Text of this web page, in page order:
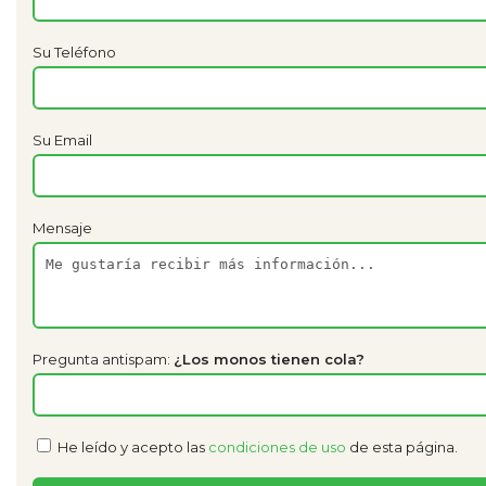
Su Teléfono
Su Email
Mensaje
Pregunta antispam: ¿Los monos tienen cola?
He leído y acepto las condiciones de uso de esta página.